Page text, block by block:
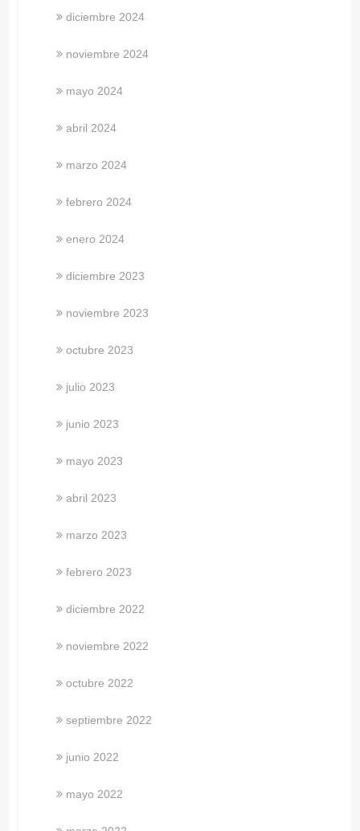
diciembre 2024
noviembre 2024
mayo 2024
abril 2024
marzo 2024
febrero 2024
enero 2024
diciembre 2023
noviembre 2023
octubre 2023
julio 2023
junio 2023
mayo 2023
abril 2023
marzo 2023
febrero 2023
diciembre 2022
noviembre 2022
octubre 2022
septiembre 2022
junio 2022
mayo 2022